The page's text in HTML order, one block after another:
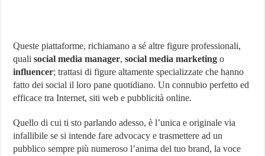
Queste piattaforme, richiamano a sé altre figure professionali,
qualisocial media manager,social media marketing o
influencer; trattasi di figure altamente specializzate che hanno
fatto dei social il loro pane quotidiano. Un connubio perfetto ed
efficace tra Internet, siti web e pubblicità online.
Quello di cui ti sto parlando adesso, è l’unica e originale via
infallibile se si intende fare advocacy e trasmettere ad un
pubblico sempre più numeroso l’anima del tuo brand, la voce